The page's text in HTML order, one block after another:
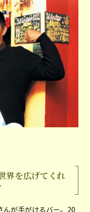
界を広げてくれ
が手がけるバー。20